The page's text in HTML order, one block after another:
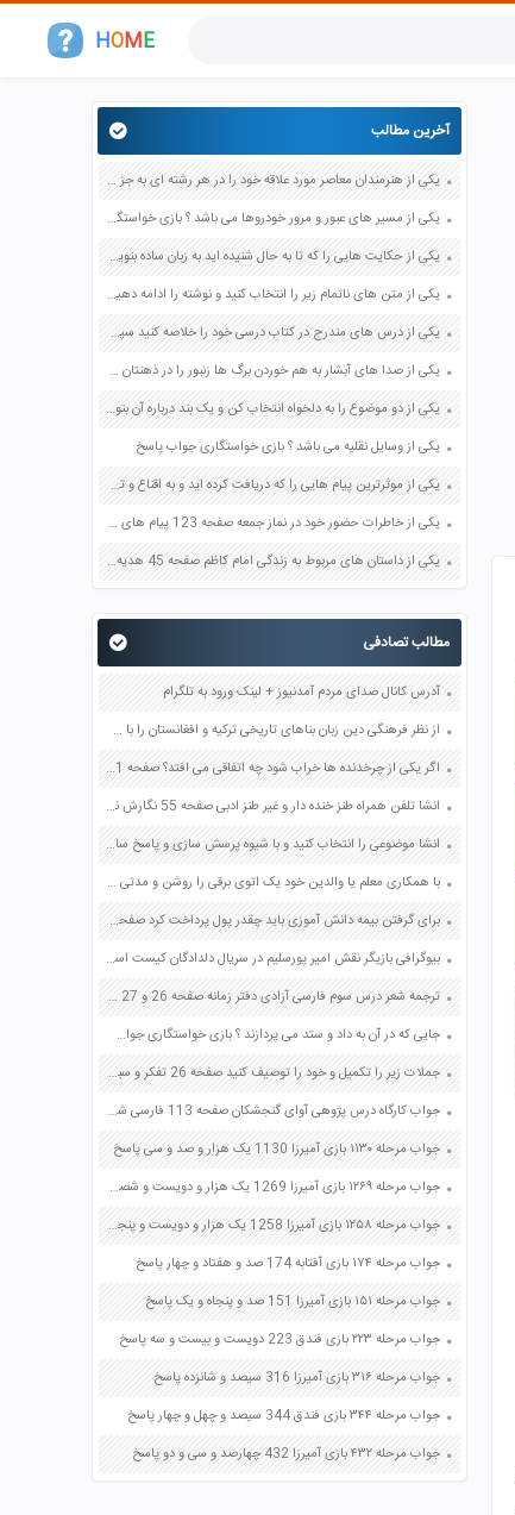
HOME
آخرین مطالب
یکی از هنرمندان معاصر مورد علاقه خود را در هر رشته ای به جز عکاسی صفحه 69 فرهنگ و هنر نهم
یکی از مسیر های عبور و مرور خودروها می باشد ؟ بازی خواستگاری جواب پاسخ
یکی از حکایت هایی را که تا به حال شنیده اید به زبان ساده بنویسید صفحه 97 نگارش ششم دبستان
یکی از متن های ناتمام زیر را انتخاب کنید و نوشته را ادامه دهید صفحه 73 و 74 کتاب نگارش فارسی پنجم دبستان
یکی از درس های مندرج در کتاب درسی خود را خلاصه کنید سپس متن خلاصه شده را با بهره گیری از روش های دسته بندی نمودار جدول نقشه مفهومی نشان دهید صفحه 118 نگارش یازدهم
یکی از صدا های آبشار به هم خوردن برگ ها زنبور را در ذهنتان مجسم کنید و درباره آن یک بند بنویسید صفحه 11 نگارش پنجم
یکی از دو موضوع را به دلخواه انتخاب کن و یک بند درباره آن بنویس صفحه 35 کتاب نگارش فارسی سوم
یکی از وسایل نقلیه می باشد ؟ بازی خواستگاری جواب پاسخ
یکی از موثرترین پیام هایی را که دریافت کرده اید و به اقناع و تغییری جدی در شما منجر شده است برسی کنید و علت این تاثیر گذاری قابل توجه را بنویسید صفحه 52 تفکر و سواد رسانه ای دهم
یکی از خاطرات حضور خود در نماز جمعه صفحه 123 پیام های آسمان هفتم
یکی از داستان های مربوط به زندگی امام کاظم صفحه 45 هدیه های آسمان چهارم
مطالب تصادفی
آدرس کانال صدای مردم آمدنیوز + لینک ورود به تلگرام
از نظر فرهنگی دین زبان بناهای تاریخی ترکیه و افغانستان را با هم مقایسه کنید صفحه 104 مطالعات اجتماعی ششم
اگر یکی از چرخدنده ها خراب شود چه اتفاقی می افتد؟ صفحه 81 هدیه های آسمان ششم
انشا تلفن همراه طنز خنده دار و غیر طنز ادبی صفحه 55 نگارش نهم
انشا موضوعی را انتخاب کنید و با شیوه پرسش سازی و پاسخ سازی یک متن عینی بنویسید صفحه 51 و 52 نگارش دهم
با همکاری معلم یا والدین خود یک اتوی برقی را روشن و مدتی صبر کنید تا سطح اتو کاملا داغ شود صفحه 89 علوم هفتم
برای گرفتن بیمه دانش آموزی باید چقدر پول پرداخت کرد صفحه 26 مطالعات اجتماعی هفتم
بیوگرافی بازیگر نقش امیر پورسلیم در سریال دلدادگان کیست اسم اصلی واقعی
ترجمه شعر درس سوم فارسی آزادی دفتر زمانه صفحه 26 و 27 فارسی دوازدهم
جایی که در آن به داد و ستد می پردازند ؟ بازی خواستگاری جواب پاسخ
جملات زیر را تکمیل و خود را توصیف کنید صفحه 26 تفکر و سبک زندگی هفتم
جواب کارگاه درس پژوهی آوای گنجشکان صفحه 113 فارسی ششم
جواب مرحله ۱۱۳۰ بازی آمیرزا 1130 یک هزار و صد و سی پاسخ
جواب مرحله ۱۲۶۹ بازی آمیرزا 1269 یک هزار و دویست و شصت و نه پاسخ
جواب مرحله ۱۲۵۸ بازی آمیرزا 1258 یک هزار و دویست و پنجاه و هشت پاسخ
جواب مرحله ۱۷۴ بازی آفتابه 174 صد و هفتاد و چهار پاسخ
جواب مرحله ۱۵۱ بازی آمیرزا 151 صد و پنجاه و یک پاسخ
جواب مرحله ۲۲۳ بازی فندق 223 دویست و بیست و سه پاسخ
جواب مرحله ۳۱۶ بازی آمیرزا 316 سیصد و شانزده پاسخ
جواب مرحله ۳۴۴ بازی فندق 344 سیصد و چهل و چهار پاسخ
جواب مرحله ۴۳۲ بازی آمیرزا 432 چهارصد و سی و دو پاسخ